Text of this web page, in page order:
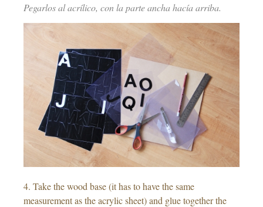
Pegarlos al acrílico, con la parte ancha hacía arriba.
4. Take the wood base (it has to have the same
measurement as the acrylic sheet) and glue together the